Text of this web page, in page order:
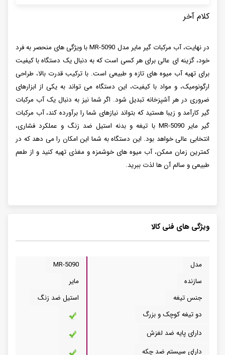
کلام آخر
در نهایت، آب مرکبات گیر مایر مدل MR-5090 با ویژگی های منحصر به فرد
خود، گزینه ای عالی برای هر کسی است که به دنبال یک دستگاه با کیفیت
برای تهیه آب میوه های تازه و طبیعی است. با ترکیب قدرت بالا، طراحی
ارگونومیک، و مواد با کیفیت، این دستگاه می تواند به یکی از ابزارهای
ضروری در هر آشپزخانه تبدیل شود. اگر شما نیز به دنبال یک آب مرکبات
گیر کارآمد و زیبا هستید که بتواند نیازهای شما را برآورده کند، آب مرکبات
گیر مایر MR-5090 با تیغه و بدنه استیل ضد زنگ و عملکرد فشاری،
انتخابی عالی خواهد بود. این دستگاه به شما این امکان را می دهد که در
کمترین زمان ممکن، آب میوه های خوشمزه و مغذی تهیه کنید و از طعم
طبیعی و سالم آن ها لذت ببرید.
ویژگی های فنی کالا
مدل
MR-5090
سازنده
مایر
جنس تیغه
استیل ضد زنگ
دو تیغه کوچک و بزرگ
دارای پایه ضد لغزش
دارای سیستم ضد چکه